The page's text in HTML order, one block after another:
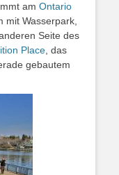
am Ontario
mit Wasserpark,
Seite des
Place, das
gebautem